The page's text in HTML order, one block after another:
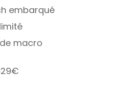
embarqué
macro